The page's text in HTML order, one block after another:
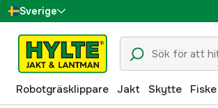
Sverige
Danmark
Suomi
Norge
Robotgräsklippare Jakt Skytte Fiske